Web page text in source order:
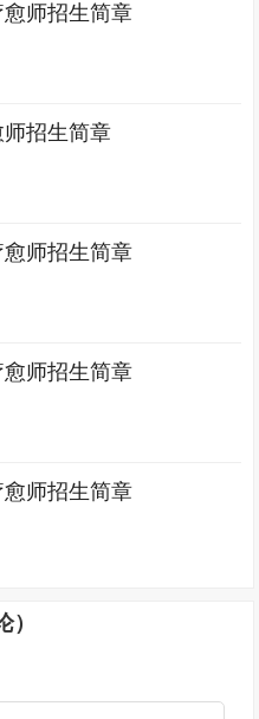
师招生简章
招生简章
师招生简章
师招生简章
师招生简章
）